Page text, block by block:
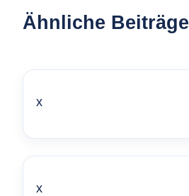
Ähnliche Beiträge
x
x